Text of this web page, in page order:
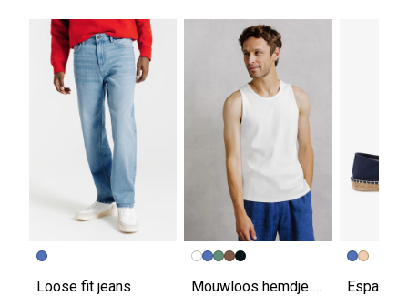
Loose fit jeans
Mouwloos hemdje in 2x2 ribboord